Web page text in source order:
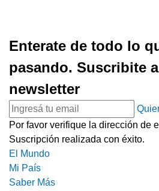
Enterate de todo lo
pasando. Suscribite
newsletter
Por favor verifique la dirección de
Suscripción realizada con éxito.
El Mundo
Mi País
Saber Más